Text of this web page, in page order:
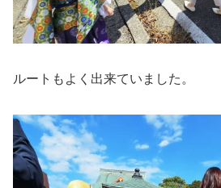
ルートもよく出来ていました。